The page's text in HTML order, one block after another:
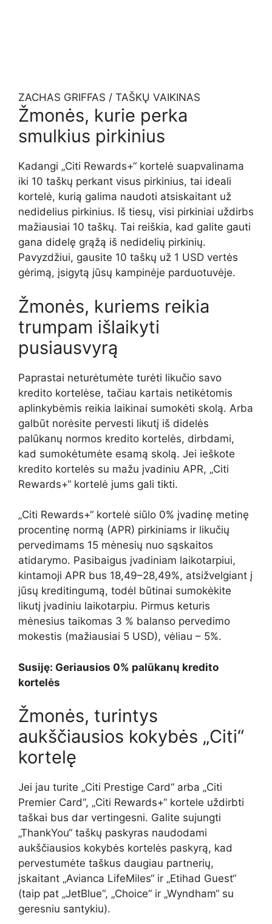
ZACHAS GRIFFAS / TAŠKŲ VAIKINAS
Žmonės, kurie perka
smulkius pirkinius
Kadangi „Citi Rewards+“ kortelė suapvalinama
iki 10 taškų perkant visus pirkinius, tai ideali
kortelė, kurią galima naudoti atsiskaitant už
nedidelius pirkinius. Iš tiesų, visi pirkiniai uždirbs
mažiausiai 10 taškų. Tai reiškia, kad galite gauti
gana didelę grąžą iš nedidelių pirkinių.
Pavyzdžiui, gausite 10 taškų už 1 USD vertės
gėrimą, įsigytą jūsų kampinėje parduotuvėje.
Žmonės, kuriems reikia
trumpam išlaikyti
pusiausvyrą
Paprastai neturėtumėte turėti likučio savo
kredito kortelėse, tačiau kartais netikėtomis
aplinkybėmis reikia laikinai sumokėti skolą. Arba
galbūt norėsite pervesti likutį iš didelės
palūkanų normos kredito kortelės, dirbdami,
kad sumokėtumėte esamą skolą. Jei ieškote
kredito kortelės su mažu įvadiniu APR, „Citi
Rewards+“ kortelė jums gali tikti.
„Citi Rewards+“ kortelė siūlo 0% įvadinę metinę
procentinę normą (APR) pirkiniams ir likučių
pervedimams 15 mėnesių nuo sąskaitos
atidarymo. Pasibaigus įvadiniam laikotarpiui,
kintamoji APR bus 18,49–28,49%, atsižvelgiant į
jūsų kreditingumą, todėl būtinai sumokėkite
likutį įvadiniu laikotarpiu. Pirmus keturis
mėnesius taikomas 3 % balanso pervedimo
mokestis (mažiausiai 5 USD), vėliau – 5%.
Susiję: Geriausios 0% palūkanų kredito
kortelės
Žmonės, turintys
aukščiausios kokybės „Citi“
kortelę
Jei jau turite „Citi Prestige Card“ arba „Citi
Premier Card“, „Citi Rewards+“ kortele uždirbti
taškai bus dar vertingesni. Galite sujungti
„ThankYou“ taškų paskyras naudodami
aukščiausios kokybės kortelės paskyrą, kad
pervestumėte taškus daugiau partnerių,
įskaitant „Avianca LifeMiles“ ir „Etihad Guest“
(taip pat „JetBlue“, „Choice“ ir „Wyndham“ su
geresniu santykiu).